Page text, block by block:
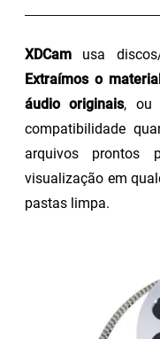
XDCam usa
Extraímos o
áudio originais, ou
compatibilidade
arquivos
visualização em
pastas limpa.